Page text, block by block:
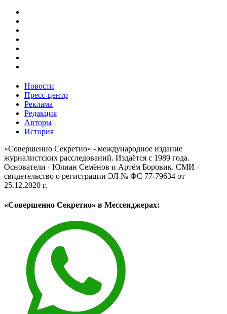
Новости
Пресс-центр
Реклама
Редакция
Авторы
История
«Совершенно Секретно» - международное издание
журналистских расследований. Издаётся с 1989 года.
Основатели - Юлиан Семёнов и Артём Боровик. CМИ -
свидетельство о регистрации ЭЛ № ФС 77-79634 от
25.12.2020 г.
«Совершенно Секретно» в Мессенджерах: